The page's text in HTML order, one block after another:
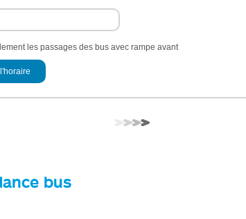
les passages des bus avec rampe avant
bus